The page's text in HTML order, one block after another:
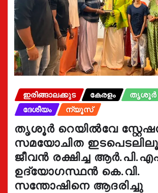
ഇരിങ്ങാലക്കുട കേരളം
തൃശൂർ
ദേശീയം
ന്യൂസ്
തൃശൂർ റെയിൽവേ
സമയോചിത
ജീവൻ രക്ഷിച്ച
ഉദ്യോഗസ്ഥൻ കെ.വി.
സന്തോഷിനെ ആദരിച്ചു